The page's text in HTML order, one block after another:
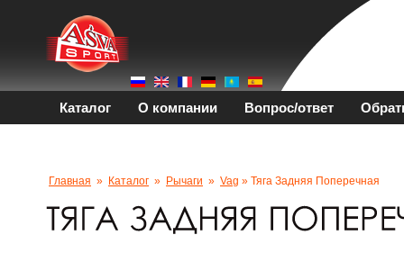
Каталог О компании Вопрос/ответ
Главная » Каталог » Рычаги » Vag » Тяга Задняя Поперечная